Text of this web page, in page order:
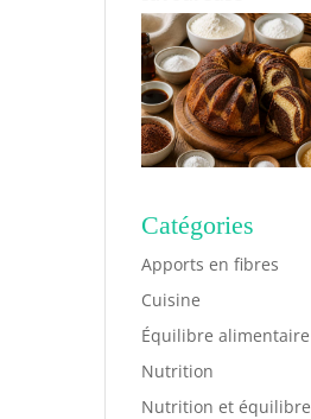
Catégories
Apports en fibres
Cuisine
Équilibre alimentaire
Nutrition
Nutrition et équilibre